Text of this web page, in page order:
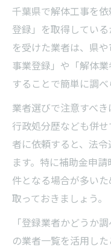
千葉県で解体工事を
登録」を取得してい
を受けた業者は、県
事業登録」や「解体
することで簡単に調べ
業者選びで注意すべ
行政処分歴なども併
者に依頼すると、法
ます。特に補助金申
件となる場合が多い
取っておきましょう。
「登録業者かどうか
の業者一覧を活用し